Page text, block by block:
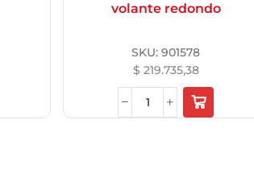
volante redondo
SKU:901578
$ 219.735,38